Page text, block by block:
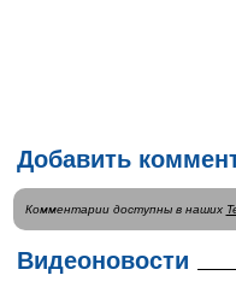
Добавить
Комментарии доступны в наших
Видеоновости